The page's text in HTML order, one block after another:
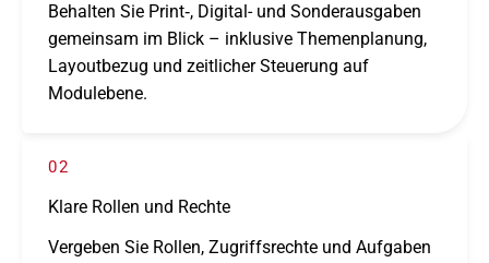
Behalten Sie Print‑, Digital- und Sonderausgaben
gemein­sam im Blick – inklu­sive Themenplanung,
Layoutbezug und zeit­li­cher Steuerung auf
Modulebene.
02
Klare Rollen und Rechte
Vergeben Sie Rollen, Zugriffsrechte und Aufgaben